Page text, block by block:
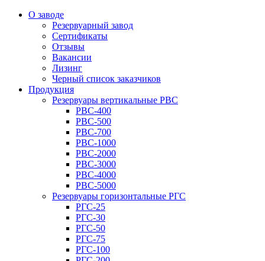
О заводе
Резервуарный завод
Сертификаты
Отзывы
Вакансии
Лизинг
Черный список заказчиков
Продукция
Резервуары вертикальные РВС
РВС-400
РВС-500
РВС-700
РВС-1000
РВС-2000
РВС-3000
РВС-4000
РВС-5000
Резервуары горизонтальные РГС
РГС-25
РГС-30
РГС-50
РГС-75
РГС-100